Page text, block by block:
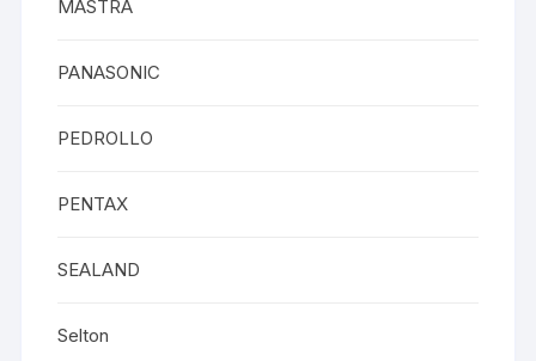
MASTRA
PANASONIC
PEDROLLO
PENTAX
SEALAND
Selton